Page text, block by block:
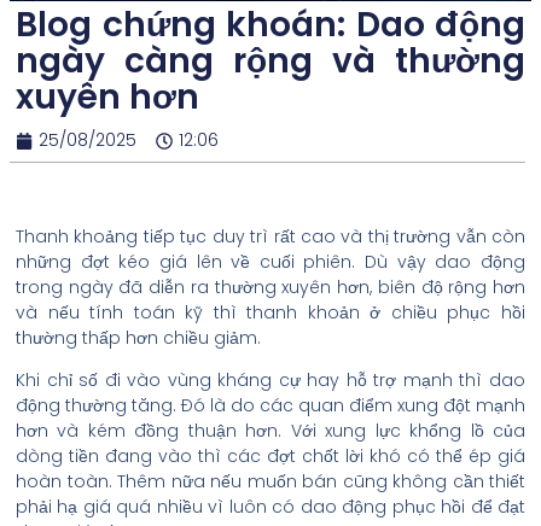
Blog chứng khoán: Dao động
ngày càng rộng và thường
xuyên hơn
25/08/2025 12:06
Thanh khoảng tiếp tục duy trì rất cao và thị trường vẫn còn
những đợt kéo giá lên về cuối phiên. Dù vậy dao động
trong ngày đã diễn ra thường xuyên hơn, biên độ rộng hơn
và nếu tính toán kỹ thì thanh khoản ở chiều phục hồi
thường thấp hơn chiều giảm.
Khi chỉ số đi vào vùng kháng cự hay hỗ trợ mạnh thì dao
động thường tăng. Đó là do các quan điểm xung đột mạnh
hơn và kém đồng thuận hơn. Với xung lực khổng lồ của
dòng tiền đang vào thì các đợt chốt lời khó có thể ép giá
hoàn toàn. Thêm nữa nếu muốn bán cũng không cần thiết
phải hạ giá quá nhiều vì luôn có dao động phục hồi để đạt